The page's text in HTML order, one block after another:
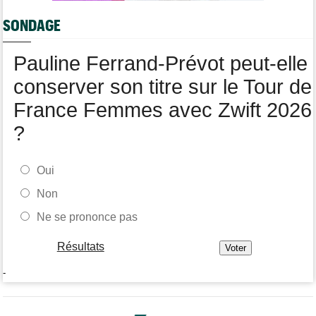
Lotto-Intermarché fait passer pro trois jeunes de sa formation
Tour de Burgos
SONDAGE
Pauline Ferrand-Prévot peut-elle
conserver son titre sur le Tour de
France Femmes avec Zwift 2026
?
Oui
Non
Ne se prononce pas
Résultats
-